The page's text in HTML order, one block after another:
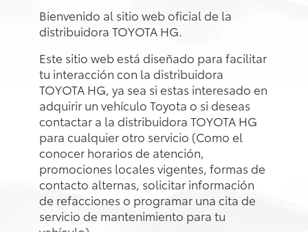
Bienvenido al sitio web oficial de la
distribuidora TOYOTA HG.
Este sitio web está diseñado para facilitar
tu interacción con la distribuidora
TOYOTA HG, ya sea si estas interesado en
adquirir un vehículo Toyota o si deseas
contactar a la distribuidora TOYOTA HG
para cualquier otro servicio (Como el
conocer horarios de atención,
promociones locales vigentes, formas de
contacto alternas, solicitar información
de refacciones o programar una cita de
servicio de mantenimiento para tu